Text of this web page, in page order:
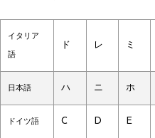
イタリア
語
ド レ ミ
日本語 ハ ニ ホ
ドイツ語 C D E